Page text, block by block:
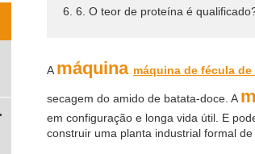
6. 6. O teor de proteína é
A máquina máquina de fécula de
secagem do amido de batata-doce. A
em configuração e longa vida útil. E
construir uma planta industrial formal